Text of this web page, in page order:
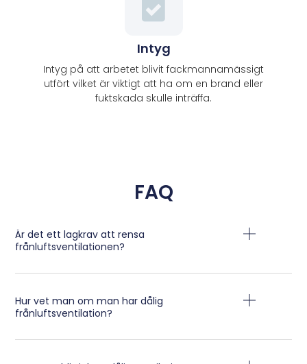
Intyg
Intyg på att arbetet blivit fackmannamässigt
utfört vilket är viktigt att ha om en brand eller
fuktskada skulle inträffa.
FAQ
Är det ett lagkrav att rensa
frånluftsventilationen?
Hur vet man om man har dålig
frånluftsventilation?